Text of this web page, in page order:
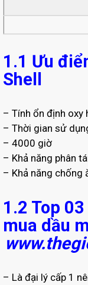
1.1 Ưu
Shell
– Tính ổn định oxy
– Thời gian sử
– 4000 giờ
– Khả năng phân
– Khả năng chống
1.2 Top
mua dầu
– Là đại lý cấp 1